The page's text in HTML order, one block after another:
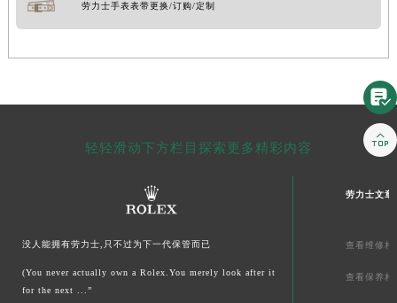
劳力士手表表带更换/订购/定制
轻轻滑动下方栏目探索更多精彩内容
没人能拥有劳力士,只不过为下一代保管而已
(You never actually own a Rolex.You merely look after it
for the next ...”
劳力士文章
查看维修相
查看保养相

